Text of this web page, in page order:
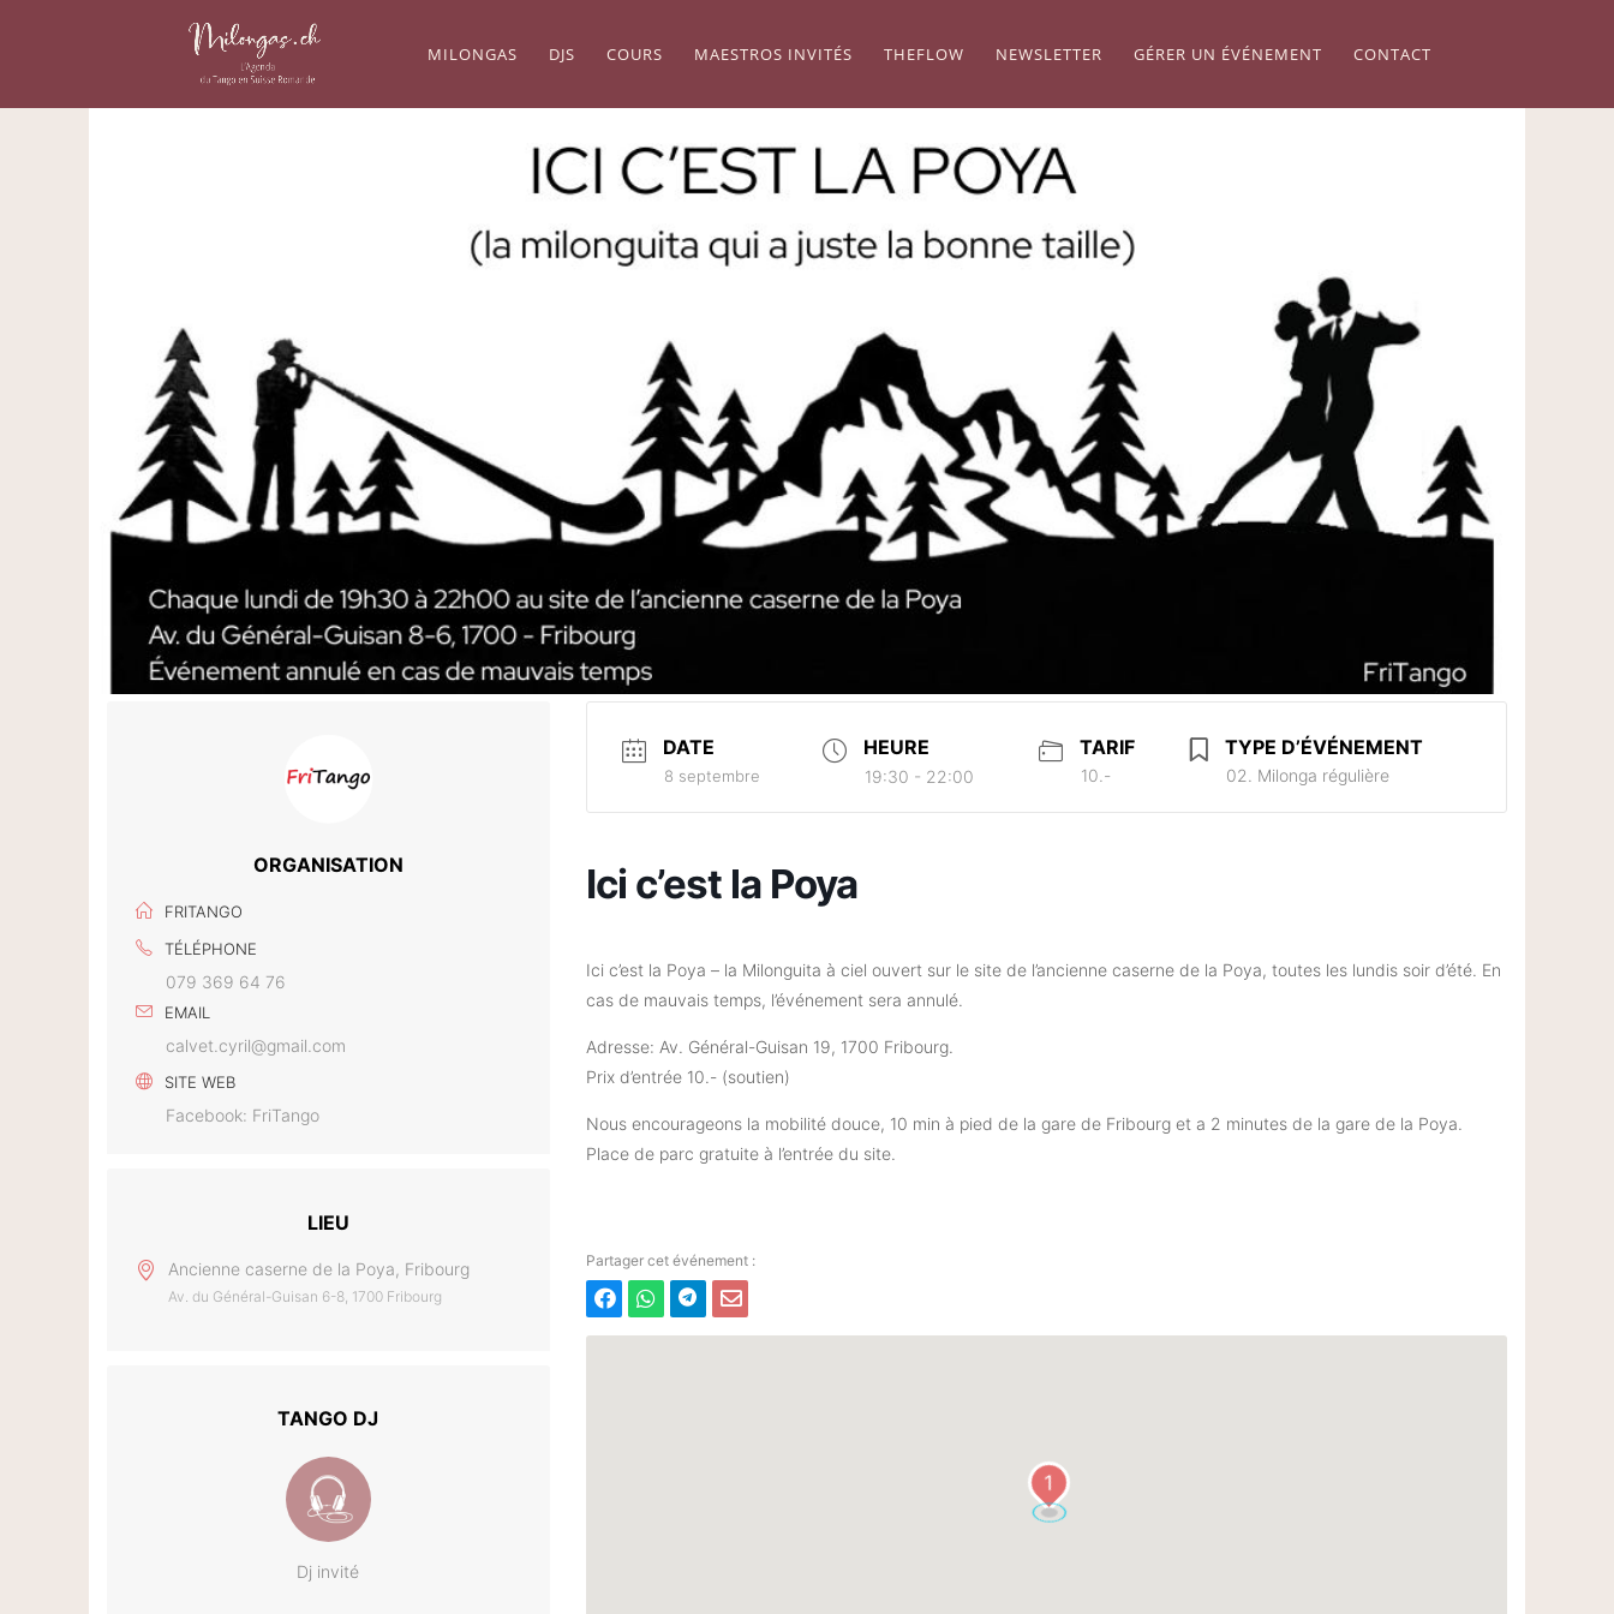
MILONGAS DJS COURS MAESTROS INVITÉS THEFLOW NEWSLETTER GÉRER UN ÉVÉNEMENT CONTACT
ORGANISATION
FRITANGO
TÉLÉPHONE
079 369 64 76
EMAIL
calvet.cyril@gmail.com
SITE WEB
Facebook: FriTango
LIEU
Ancienne caserne de la Poya, Fribourg
Av. du Général-Guisan 6-8, 1700 Fribourg
TANGO DJ
Dj invité
DATE
8 septembre
HEURE
19:30 - 22:00
TARIF
10.-
TYPE D’ÉVÉNEMENT
02. Milonga régulière
Ici c’est la Poya
Ici c’est la Poya – la Milonguita à ciel ouvert sur le site de l’ancienne caserne de la Poya, toutes les lundis soir d’été. En
cas de mauvais temps, l’événement sera annulé.
Adresse: Av. Général-Guisan 19, 1700 Fribourg.
Prix d’entrée 10.- (soutien)
Nous encourageons la mobilité douce, 10 min à pied de la gare de Fribourg et a 2 minutes de la gare de la Poya.
Place de parc gratuite à l’entrée du site.
1